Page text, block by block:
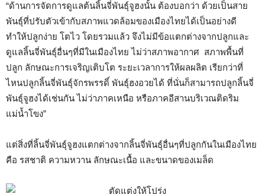
“ด้านการจัดการดูแลต้นลิ้นจี่พันธุ์จูฮงนั้น ต้องบอกว่า ด้วยเป็นสาย
พันธุ์ที่ปรับตัวเข้ากับสภาพแวดล้อมของเมืองไทยได้เป็นอย่างดี
ทำให้ปลูกง่าย โตไว โดยรวมแล้ว จึงไม่มีข้อแตกต่างจากปลูกและ
ดูแลลิ้นจี่พันธุ์อื่นๆที่มีในเมืองไทย ไม่ว่าสภาพอากาศ สภาพพื้นที่
ปลูก ลักษณะการเจริญเติบโต ระยะเวลาการให้ผลผลิต เรียกว่าที่
ไหนปลูกลิ้นจี่พันธุ์จักรพรรดิ์ พันธุ์ฮงอวยได้ ที่นั่นก็สามารถปลูกลิ้นจี่
พันธุ์จูฮงได้เช่นกัน ไม่ว่าภาคเหนือ หรือภาคอีสานบริเวณติดริม
แม่น้ำโขง”
แต่สิ่งที่ลิ้นจี่พันธุ์จูฮงแตกต่างจากลิ้นจี่พันธุ์อื่นๆที่ปลูกกันในเมืองไทย
คือ รสชาติ ความหวาน ลักษณะเนื้อ และขนาดของเมล็ด